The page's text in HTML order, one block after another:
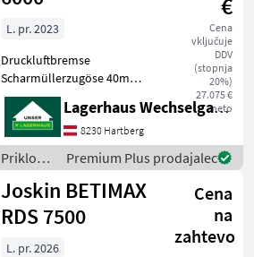
Cena
vključuje
DDV
(stopnja
20%)
27.075 €
neto
L. pr. 2023
Druckluftbremse
Scharmüllerzugöse 40mm
Einteilige innere Trennwand
Halter 4 Stellen
Werkzeugkasten für
Viehtransporter Halterung
für Ersatzrad Plane
selbsttra
Lagerhaus Wechselgau reg. Gen.m.b.H.
8230 Hartberg
Priklopniki
/ Joskin
Premium Plus prodajalec
Joskin BETIMAX
RDS 7500
Cena
na
zahtevo
L. pr. 2026